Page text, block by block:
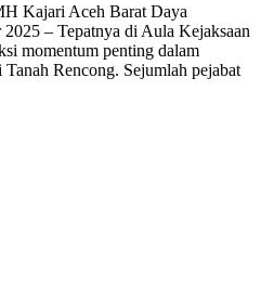
Kajari Aceh Barat Daya
– Tepatnya di Aula Kejaksaan
momentum penting dalam
Rencong. Sejumlah pejabat